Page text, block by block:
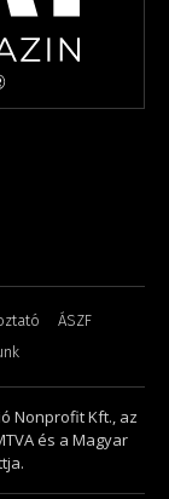
ÁSZF
Nonprofit Kft., az
és a Magyar